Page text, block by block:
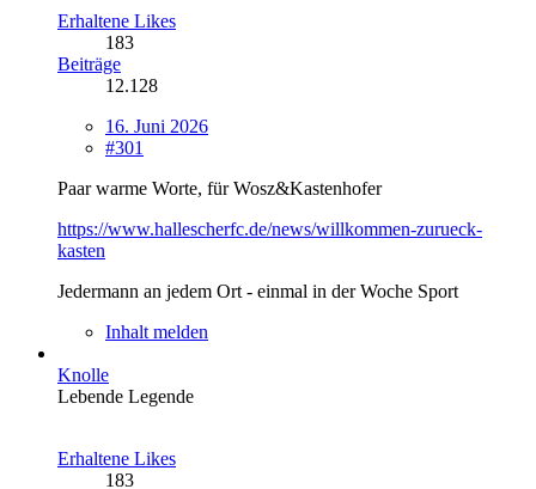
Erhaltene Likes
183
Beiträge
12.128
16. Juni 2026
#301
Paar warme Worte, für Wosz&Kastenhofer
https://www.hallescherfc.de/news/willkommen-zurueck-
kasten
Jedermann an jedem Ort - einmal in der Woche Sport
Inhalt melden
Knolle
Lebende Legende
Erhaltene Likes
183